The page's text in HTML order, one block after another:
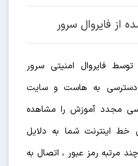
فایروال امنیتی سرور
به هاست و سایت
مجدد آموزش را مشاهده
اینترنت شما به دلایل
مرتبه رمز عبور ، اتصال به